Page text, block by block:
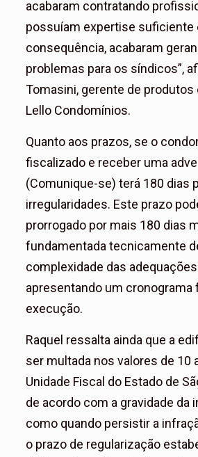
acabaram contratando
possuíam expertise suficiente
consequência, acabaram
problemas para os síndicos”,
Tomasini, gerente de produtos
Lello Condomínios.
Quanto aos prazos, se o
fiscalizado e receber uma
(Comunique-se) terá 180 dias
irregularidades. Este prazo
prorrogado por mais 180 dias
fundamentada tecnicamente
complexidade das
apresentando um cronograma
execução.
Raquel ressalta ainda que a
ser multada nos valores de 10
Unidade Fiscal do Estado de
de acordo com a gravidade da
como quando persistir a
o prazo de regularização